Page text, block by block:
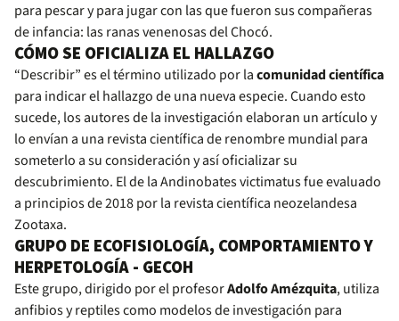
para pescar y para jugar con las que fueron sus compañeras
de infancia: las ranas venenosas del Chocó.
CÓMO SE OFICIALIZA EL HALLAZGO
“Describir” es el término utilizado por lacomunidad científica
para indicar el hallazgo de una nueva especie. Cuando esto
sucede, los autores de la investigación elaboran un artículo y
lo envían a una revista científica de renombre mundial para
someterlo a su consideración y así oficializar su
descubrimiento. El de la Andinobates victimatus fue evaluado
a principios de 2018 por la revista científica neozelandesa
Zootaxa.
GRUPO DE ECOFISIOLOGÍA, COMPORTAMIENTO Y
HERPETOLOGÍA - GECOH
Este grupo, dirigido por el profesorAdolfo Amézquita, utiliza
anfibios y reptiles como modelos de investigación para